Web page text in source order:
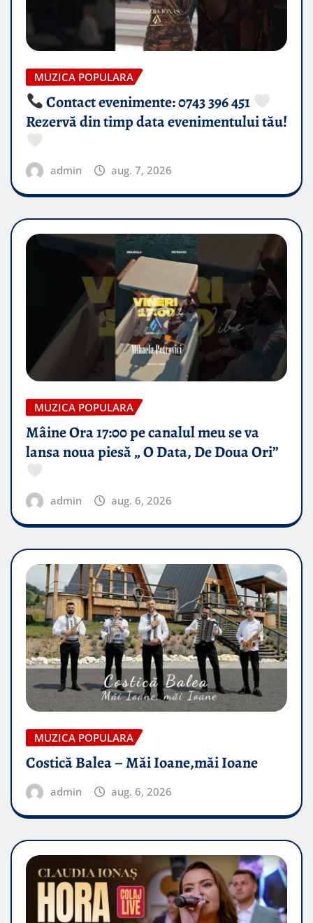
MUZICA POPULARA
Contact evenimente: 0743 396 451
Rezervă din timp data evenimentului tău!
admin aug. 7, 2026
MUZICA POPULARA
Mâine Ora 17:00 pe canalul meu se va
lansa noua piesă „ O Data, De Doua Ori”
admin aug. 6, 2026
MUZICA POPULARA
Costică Balea – Măi Ioane,măi Ioane
admin aug. 6, 2026